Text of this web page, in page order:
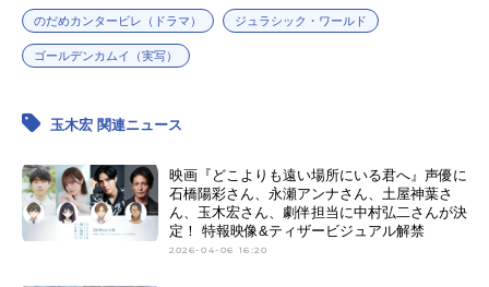
のだめカンタービレ（ドラマ） ジュラシック・ワールド
ゴールデンカムイ（実写）
玉木宏 関連ニュース
映画『どこよりも遠い場所にいる君へ』声優に
石橋陽彩さん、永瀬アンナさん、土屋神葉さ
ん、玉木宏さん、劇伴担当に中村弘二さんが決
定！ 特報映像&ティザービジュアル解禁
2026-04-06 16:20